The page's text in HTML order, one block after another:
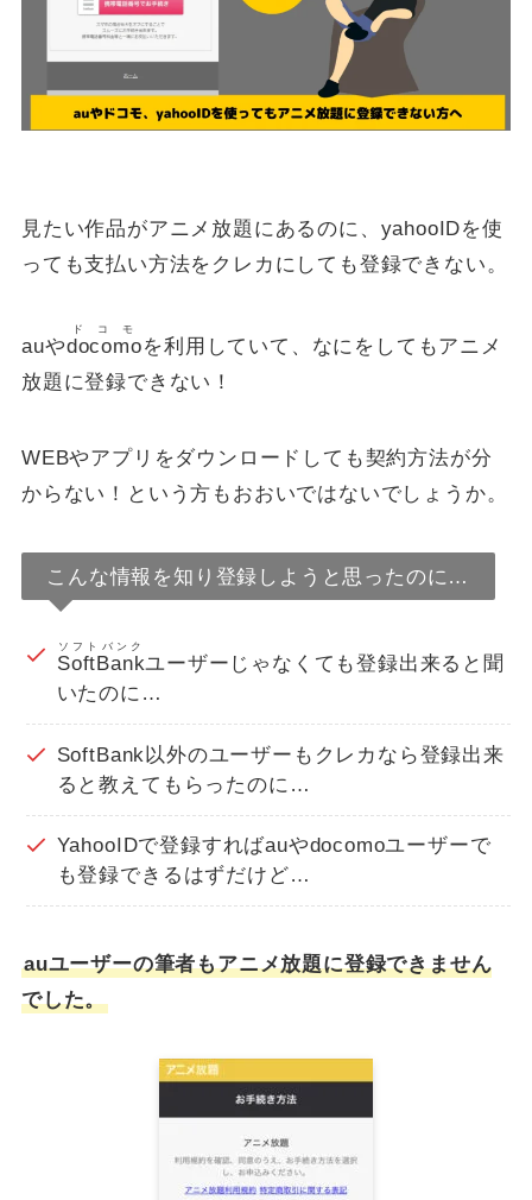
見たい作品がアニメ放題にあるのに、yahooIDを使
っても支払い方法をクレカにしても登録できない。
auやdocomo
ドコモ
を利用していて、なにをしてもアニメ
放題に登録できない！
WEBやアプリをダウンロードしても契約方法が分
からない！という方もおおいではないでしょうか。
こんな情報を知り登録しようと思ったのに…
SoftBank
ソフトバンク
ユーザーじゃなくても登録出来ると聞
いたのに…
SoftBank以外のユーザーもクレカなら登録出来
ると教えてもらったのに…
YahooIDで登録すればauやdocomoユーザーで
も登録できるはずだけど…
auユーザーの筆者もアニメ放題に登録できません
でした。